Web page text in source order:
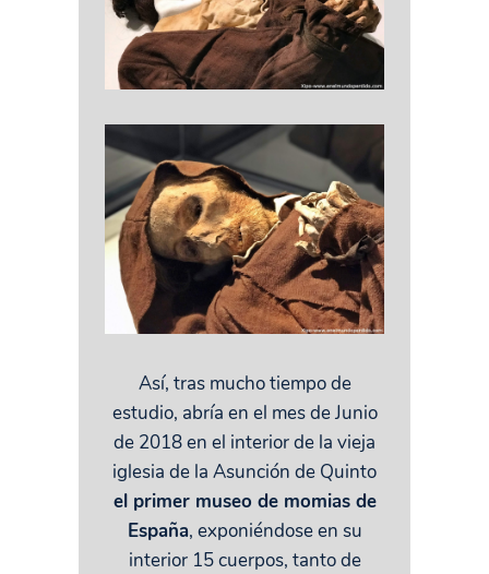
Así, tras mucho tiempo de
estudio, abría en el mes de Junio
de 2018 en el interior de la vieja
iglesia de la Asunción de Quinto
el primer museo de momias de
España, exponiéndose en su
interior 15 cuerpos, tanto de